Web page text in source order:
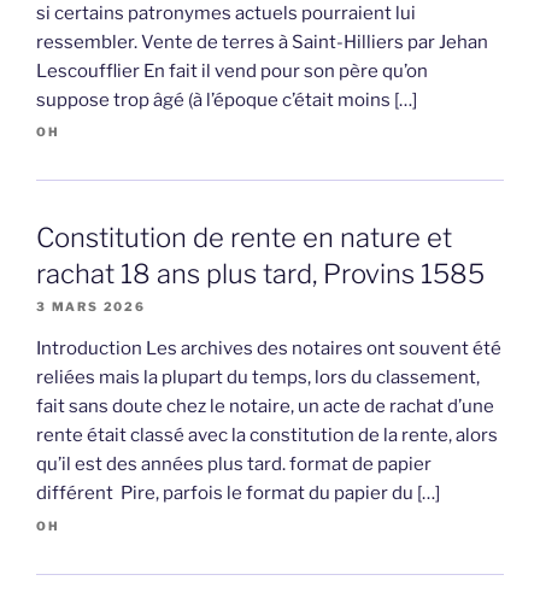
si certains patronymes actuels pourraient lui
ressembler. Vente de terres à Saint-Hilliers par Jehan
Lescoufflier En fait il vend pour son père qu’on
suppose trop âgé (à l’époque c’était moins […]
OH
Constitution de rente en nature et
rachat 18 ans plus tard, Provins 1585
3 MARS 2026
Introduction Les archives des notaires ont souvent été
reliées mais la plupart du temps, lors du classement,
fait sans doute chez le notaire, un acte de rachat d’une
rente était classé avec la constitution de la rente, alors
qu’il est des années plus tard. format de papier
différent Pire, parfois le format du papier du […]
OH